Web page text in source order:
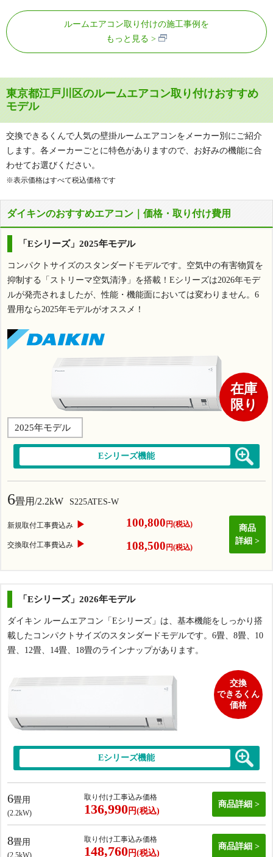
ルームエアコン取り付けの施工事例を
もっと見る
東京都江戸川区のルームエアコン取り付けおすすめ
モデル
交換できるくんで人気の壁掛ルームエアコンをメーカー別にご紹介
します。各メーカーごとに特色がありますので、お好みの機能に合
わせてお選びください。
※表示価格はすべて税込価格です
ダイキンのおすすめエアコン｜価格・取り付け費用
「Eシリーズ」2025年モデル
コンパクトサイズのスタンダードモデルです。空気中の有害物質を
抑制する「ストリーマ空気清浄」を搭載！Eシリーズは2026年モデ
ルが発売されましたが、性能・機能面においては変わりません。6
畳用なら2025年モデルがオススメ！
在庫
限り
2025年モデル
Eシリーズ機能
6畳用/2.2kW S225ATES-W
新規取付工事費込み ▶
交換取付工事費込み ▶
100,800 円(税込)
108,500 円(税込)
商品
詳細
「Eシリーズ」2026年モデル
ダイキン ルームエアコン「Eシリーズ」は、基本機能をしっかり搭
載したコンパクトサイズのスタンダードモデルです。6畳、8畳、10
畳、12畳、14畳、18畳のラインナップがあります。
交換
できるくん
価格
Eシリーズ機能
6畳用
(2.2kW)
取り付け工事込み価格
136,990 円(税込)
商品詳細
8畳用 取り付け工事込み価格
148,760 円(税込)
商品詳細